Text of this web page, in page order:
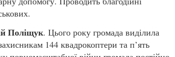
Поліщук. Цього року громада виділила
144 квадрокоптери та п’ять